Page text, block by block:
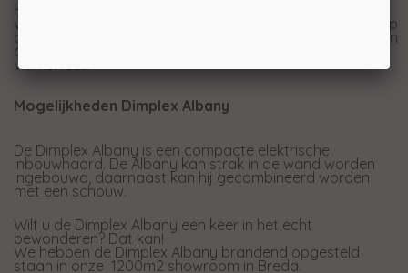
Het Opti-Myst principe is zo gemaakt dat er door een
verdamper water wordt verdampt. Onder de waterdamp
bevinden zich dan een aantal lampen die kleur geven aan
de damp. Hierdoor ontstaat er een realistisch
vlameffect.
Mogelijkheden Dimplex Albany
De Dimplex Albany is een compacte elektrische
inbouwhaard. De Albany kan strak in de wand worden
ingebouwd, daarnaast kan hij gecombineerd worden
met een schouw.
Wilt u de Dimplex Albany een keer in het echt
bewonderen? Dat kan!
We hebben de Dimplex Albany brandend opgesteld
staan in onze 1200m2 showroom in Breda.